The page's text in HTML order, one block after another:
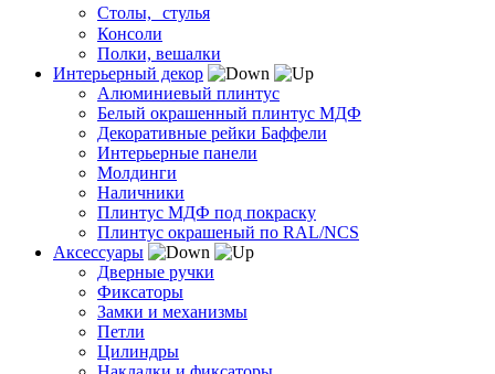
Столы, стулья
Консоли
Полки, вешалки
Интерьерный декор
Алюминиевый плинтус
Белый окрашенный плинтус МДФ
Декоративные рейки Баффели
Интерьерные панели
Молдинги
Наличники
Плинтус МДФ под покраску
Плинтус окрашеный по RAL/NCS
Аксессуары
Дверные ручки
Фиксаторы
Замки и механизмы
Петли
Цилиндры